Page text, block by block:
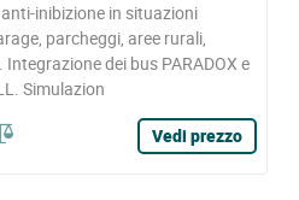
inibizione in situazioni
parcheggi, aree rurali,
dei bus PARADOX e
Simulazion
Vedi prezzo